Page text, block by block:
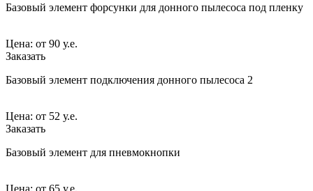
Базовый элемент форсунки для донного пылесоса под пленку
Цена: от 90 у.е.
Заказать
Базовый элемент подключения донного пылесоса 2
Цена: от 52 у.е.
Заказать
Базовый элемент для пневмокнопки
Цена: от 65 у.е.